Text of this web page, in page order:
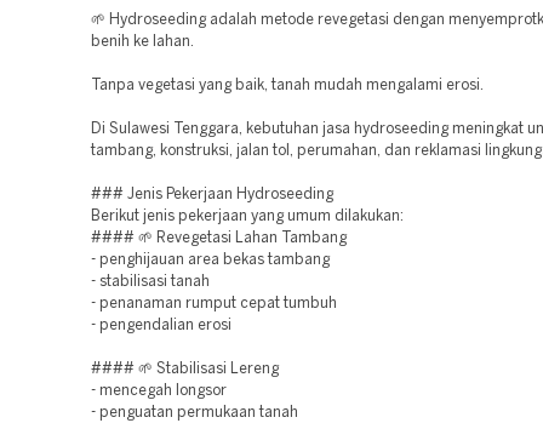
🌱 Hydroseeding adalah metode revegetasi dengan
benih ke lahan.
Tanpa vegetasi yang baik, tanah mudah mengalami erosi.
Di Sulawesi Tenggara, kebutuhan jasa hydroseeding meningkat
tambang, konstruksi, jalan tol, perumahan, dan reklamasi
### Jenis Pekerjaan Hydroseeding
Berikut jenis pekerjaan yang umum dilakukan:
#### 🌱 Revegetasi Lahan Tambang
- penghijauan area bekas tambang
- stabilisasi tanah
- penanaman rumput cepat tumbuh
- pengendalian erosi
#### 🌱 Stabilisasi Lereng
- mencegah longsor
- penguatan permukaan tanah